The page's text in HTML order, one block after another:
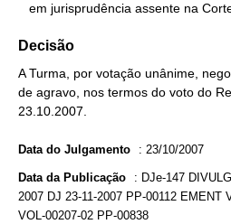
em jurisprudência assente na
Decisão
A Turma, por votação unânime,
de agravo, nos termos do voto do
23.10.2007.
Data do Julgamento : 23/10/2007
Data da Publicação : DJe-147
2007 DJ 23-11-2007 PP-00112 EMENT
VOL-00207-02 PP-00838